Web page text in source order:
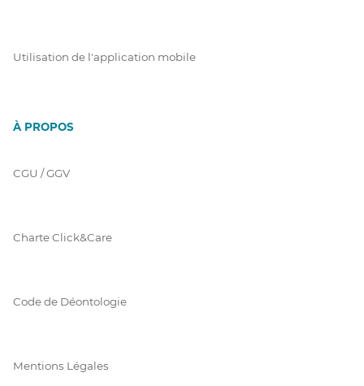
Utilisation de l'application mobile
À PROPOS
CGU / GGV
Charte Click&Care
Code de Déontologie
Mentions Légales